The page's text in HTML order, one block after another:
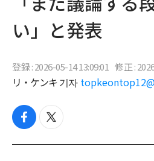
い」と発表
登録 : 2026-05-14 13:09:01 修正 :
リ・ケンキ 기자
f
c
t
i